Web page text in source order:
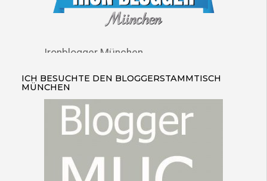
Ironblogger München
ICH BESUCHTE DEN BLOGGERSTAMMTISCH
MÜNCHEN